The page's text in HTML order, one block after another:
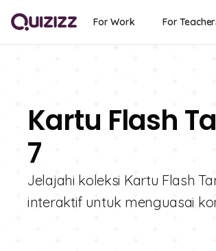
For Work For
Kartu Flash
7
Jelajahi koleksi Kartu Flash
interaktif untuk menguasai